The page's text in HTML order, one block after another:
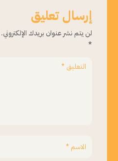
إرسال تعليق
لن يتم نشر عنوان بريدك الإلكتروني.
*